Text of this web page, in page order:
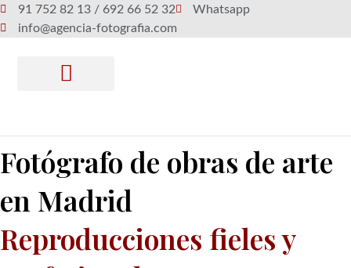
Ir al contenido
91 752 82 13 / 692 66 52 32
Whatsapp
info@agencia-fotografia.com
Fotógrafo de obras de arte
en Madrid
Reproducciones fieles y